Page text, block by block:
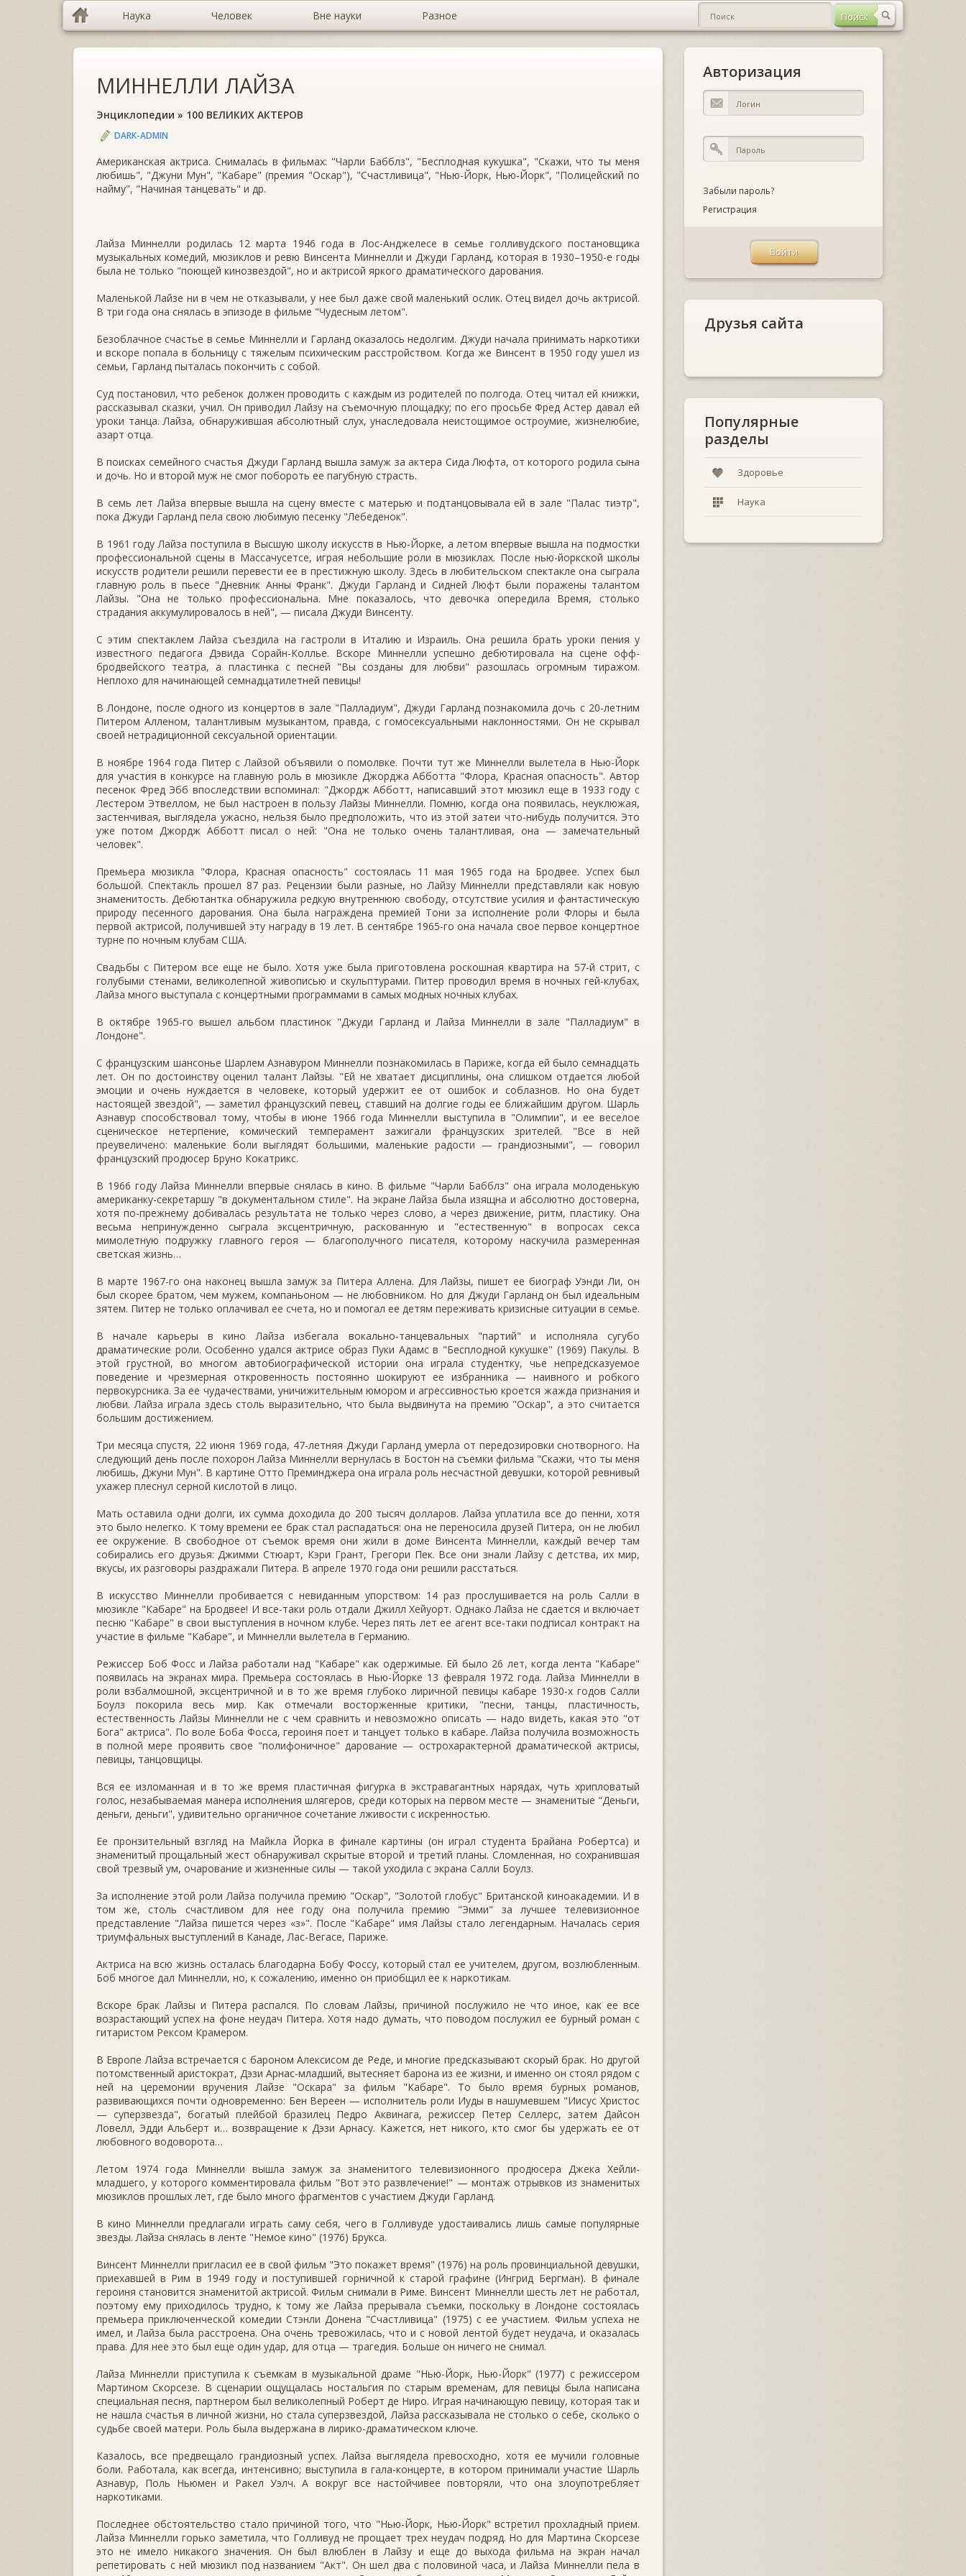
Наука Человек Вне науки Разное
МИННЕЛЛИ ЛАЙЗА
Энциклопедии » 100 ВЕЛИКИХ АКТЕРОВ
DARK-ADMIN
Американская актриса. Снималась в фильмах: "Чарли Бабблз", "Бесплодная кукушка", "Скажи, что ты меня
любишь", "Джуни Мун", "Кабаре" (премия "Оскар"), "Счастливица", "Нью-Йорк, Нью-Йорк", "Полицейский по
найму", "Начиная танцевать" и др.
Лайза Миннелли родилась 12 марта 1946 года в Лос-Анджелесе в семье голливудского постановщика
музыкальных комедий, мюзиклов и ревю Винсента Миннелли и Джуди Гарланд, которая в 1930–1950-е годы
была не только "поющей кинозвездой", но и актрисой яркого драматического дарования.
Маленькой Лайзе ни в чем не отказывали, у нее был даже свой маленький ослик. Отец видел дочь актрисой.
В три года она снялась в эпизоде в фильме "Чудесным летом".
Безоблачное счастье в семье Миннелли и Гарланд оказалось недолгим. Джуди начала принимать наркотики
и вскоре попала в больницу с тяжелым психическим расстройством. Когда же Винсент в 1950 году ушел из
семьи, Гарланд пыталась покончить с собой.
Суд постановил, что ребенок должен проводить с каждым из родителей по полгода. Отец читал ей книжки,
рассказывал сказки, учил. Он приводил Лайзу на съемочную площадку; по его просьбе Фред Астер давал ей
уроки танца. Лайза, обнаружившая абсолютный слух, унаследовала неистощимое остроумие, жизнелюбие,
азарт отца.
В поисках семейного счастья Джуди Гарланд вышла замуж за актера Сида Люфта, от которого родила сына
и дочь. Но и второй муж не смог побороть ее пагубную страсть.
В семь лет Лайза впервые вышла на сцену вместе с матерью и подтанцовывала ей в зале "Палас тиэтр",
пока Джуди Гарланд пела свою любимую песенку "Лебеденок".
В 1961 году Лайза поступила в Высшую школу искусств в Нью-Йорке, а летом впервые вышла на подмостки
профессиональной сцены в Массачусетсе, играя небольшие роли в мюзиклах. После нью-йоркской школы
искусств родители решили перевести ее в престижную школу. Здесь в любительском спектакле она сыграла
главную роль в пьесе "Дневник Анны Франк". Джуди Гарланд и Сидней Люфт были поражены талантом
Лайзы. "Она не только профессиональна. Мне показалось, что девочка опередила Время, столько
страдания аккумулировалось в ней", — писала Джуди Винсенту.
С этим спектаклем Лайза съездила на гастроли в Италию и Израиль. Она решила брать уроки пения у
известного педагога Дэвида Сорайн-Коллье. Вскоре Миннелли успешно дебютировала на сцене офф-
бродвейского театра, а пластинка с песней "Вы созданы для любви" разошлась огромным тиражом.
Неплохо для начинающей семнадцатилетней певицы!
В Лондоне, после одного из концертов в зале "Палладиум", Джуди Гарланд познакомила дочь с 20-летним
Питером Алленом, талантливым музыкантом, правда, с гомосексуальными наклонностями. Он не скрывал
своей нетрадиционной сексуальной ориентации.
В ноябре 1964 года Питер с Лайзой объявили о помолвке. Почти тут же Миннелли вылетела в Нью-Йорк
для участия в конкурсе на главную роль в мюзикле Джорджа Абботта "Флора, Красная опасность". Автор
песенок Фред Эбб впоследствии вспоминал: "Джордж Абботт, написавший этот мюзикл еще в 1933 году с
Лестером Этвеллом, не был настроен в пользу Лайзы Миннелли. Помню, когда она появилась, неуклюжая,
застенчивая, выглядела ужасно, нельзя было предположить, что из этой затеи что-нибудь получится. Это
уже потом Джордж Абботт писал о ней: "Она не только очень талантливая, она — замечательный
человек".
Премьера мюзикла "Флора, Красная опасность" состоялась 11 мая 1965 года на Бродвее. Успех был
большой. Спектакль прошел 87 раз. Рецензии были разные, но Лайзу Миннелли представляли как новую
знаменитость. Дебютантка обнаружила редкую внутреннюю свободу, отсутствие усилия и фантастическую
природу песенного дарования. Она была награждена премией Тони за исполнение роли Флоры и была
первой актрисой, получившей эту награду в 19 лет. В сентябре 1965-го она начала свое первое концертное
турне по ночным клубам США.
Свадьбы с Питером все еще не было. Хотя уже была приготовлена роскошная квартира на 57-й стрит, с
голубыми стенами, великолепной живописью и скульптурами. Питер проводил время в ночных гей-клубах,
Лайза много выступала с концертными программами в самых модных ночных клубах.
В октябре 1965-го вышел альбом пластинок "Джуди Гарланд и Лайза Миннелли в зале "Палладиум" в
Лондоне".
С французским шансонье Шарлем Азнавуром Миннелли познакомилась в Париже, когда ей было семнадцать
лет. Он по достоинству оценил талант Лайзы. "Ей не хватает дисциплины, она слишком отдается любой
эмоции и очень нуждается в человеке, который удержит ее от ошибок и соблазнов. Но она будет
настоящей звездой", — заметил французский певец, ставший на долгие годы ее ближайшим другом. Шарль
Азнавур способствовал тому, чтобы в июне 1966 года Миннелли выступила в "Олимпии", и ее веселое
сценическое нетерпение, комический темперамент зажигали французских зрителей. "Все в ней
преувеличено: маленькие боли выглядят большими, маленькие радости — грандиозными", — говорил
французский продюсер Бруно Кокатрикс.
В 1966 году Лайза Миннелли впервые снялась в кино. В фильме "Чарли Бабблз" она играла молоденькую
американку-секретаршу "в документальном стиле". На экране Лайза была изящна и абсолютно достоверна,
хотя по-прежнему добивалась результата не только через слово, а через движение, ритм, пластику. Она
весьма непринужденно сыграла эксцентричную, раскованную и "естественную" в вопросах секса
мимолетную подружку главного героя — благополучного писателя, которому наскучила размеренная
светская жизнь…
В марте 1967-го она наконец вышла замуж за Питера Аллена. Для Лайзы, пишет ее биограф Уэнди Ли, он
был скорее братом, чем мужем, компаньоном — не любовником. Но для Джуди Гарланд он был идеальным
зятем. Питер не только оплачивал ее счета, но и помогал ее детям переживать кризисные ситуации в семье.
В начале карьеры в кино Лайза избегала вокально-танцевальных "партий" и исполняла сугубо
драматические роли. Особенно удался актрисе образ Пуки Адамс в "Бесплодной кукушке" (1969) Пакулы. В
этой грустной, во многом автобиографической истории она играла студентку, чье непредсказуемое
поведение и чрезмерная откровенность постоянно шокируют ее избранника — наивного и робкого
первокурсника. За ее чудачествами, уничижительным юмором и агрессивностью кроется жажда признания и
любви. Лайза играла здесь столь выразительно, что была выдвинута на премию "Оскар", а это считается
большим достижением.
Три месяца спустя, 22 июня 1969 года, 47-летняя Джуди Гарланд умерла от передозировки снотворного. На
следующий день после похорон Лайза Миннелли вернулась в Бостон на съемки фильма "Скажи, что ты меня
любишь, Джуни Мун". В картине Отто Преминджера она играла роль несчастной девушки, которой ревнивый
ухажер плеснул серной кислотой в лицо.
Мать оставила одни долги, их сумма доходила до 200 тысяч долларов. Лайза уплатила все до пенни, хотя
это было нелегко. К тому времени ее брак стал распадаться: она не переносила друзей Питера, он не любил
ее окружение. В свободное от съемок время они жили в доме Винсента Миннелли, каждый вечер там
собирались его друзья: Джимми Стюарт, Кэри Грант, Грегори Пек. Все они знали Лайзу с детства, их мир,
вкусы, их разговоры раздражали Питера. В апреле 1970 года они решили расстаться.
В искусство Миннелли пробивается с невиданным упорством: 14 раз прослушивается на роль Салли в
мюзикле "Кабаре" на Бродвее! И все-таки роль отдали Джилл Хейуорт. Однако Лайза не сдается и включает
песню "Кабаре" в свои выступления в ночном клубе. Через пять лет ее агент все-таки подписал контракт на
участие в фильме "Кабаре", и Миннелли вылетела в Германию.
Режиссер Боб Фосс и Лайза работали над "Кабаре" как одержимые. Ей было 26 лет, когда лента "Кабаре"
появилась на экранах мира. Премьера состоялась в Нью-Йорке 13 февраля 1972 года. Лайза Миннелли в
роли взбалмошной, эксцентричной и в то же время глубоко лиричной певицы кабаре 1930-х годов Салли
Боулз покорила весь мир. Как отмечали восторженные критики, "песни, танцы, пластичность,
естественность Лайзы Миннелли не с чем сравнить и невозможно описать — надо видеть, какая это "от
Бога" актриса". По воле Боба Фосса, героиня поет и танцует только в кабаре. Лайза получила возможность
в полной мере проявить свое "полифоничное" дарование — острохарактерной драматической актрисы,
певицы, танцовщицы.
Вся ее изломанная и в то же время пластичная фигурка в экстравагантных нарядах, чуть хрипловатый
голос, незабываемая манера исполнения шлягеров, среди которых на первом месте — знаменитые "Деньги,
деньги, деньги", удивительно органичное сочетание лживости с искренностью.
Ее пронзительный взгляд на Майкла Йорка в финале картины (он играл студента Брайана Робертса) и
знаменитый прощальный жест обнаруживал скрытые второй и третий планы. Сломленная, но сохранившая
свой трезвый ум, очарование и жизненные силы — такой уходила с экрана Салли Боулз.
За исполнение этой роли Лайза получила премию "Оскар", "Золотой глобус" Британской киноакадемии. И в
том же, столь счастливом для нее году она получила премию "Эмми" за лучшее телевизионное
представление "Лайза пишется через «з»". После "Кабаре" имя Лайзы стало легендарным. Началась серия
триумфальных выступлений в Канаде, Лас-Вегасе, Париже.
Актриса на всю жизнь осталась благодарна Бобу Фоссу, который стал ее учителем, другом, возлюбленным.
Боб многое дал Миннелли, но, к сожалению, именно он приобщил ее к наркотикам.
Вскоре брак Лайзы и Питера распался. По словам Лайзы, причиной послужило не что иное, как ее все
возрастающий успех на фоне неудач Питера. Хотя надо думать, что поводом послужил ее бурный роман с
гитаристом Рексом Крамером.
В Европе Лайза встречается с бароном Алексисом де Реде, и многие предсказывают скорый брак. Но другой
потомственный аристократ, Дэзи Арнас-младший, вытесняет барона из ее жизни, и именно он стоял рядом с
ней на церемонии вручения Лайзе "Оскара" за фильм "Кабаре". То было время бурных романов,
развивающихся почти одновременно: Бен Вереен — исполнитель роли Иуды в нашумевшем "Иисус Христос
— суперзвезда", богатый плейбой бразилец Педро Аквинага, режиссер Петер Селлерс, затем Дайсон
Ловелл, Эдди Альберт и… возвращение к Дэзи Арнасу. Кажется, нет никого, кто смог бы удержать ее от
любовного водоворота…
Летом 1974 года Миннелли вышла замуж за знаменитого телевизионного продюсера Джека Хейли-
младшего, у которого комментировала фильм "Вот это развлечение!" — монтаж отрывков из знаменитых
мюзиклов прошлых лет, где было много фрагментов с участием Джуди Гарланд.
В кино Миннелли предлагали играть саму себя, чего в Голливуде удостаивались лишь самые популярные
звезды. Лайза снялась в ленте "Немое кино" (1976) Брукса.
Винсент Миннелли пригласил ее в свой фильм "Это покажет время" (1976) на роль провинциальной девушки,
приехавшей в Рим в 1949 году и поступившей горничной к старой графине (Ингрид Бергман). В финале
героиня становится знаменитой актрисой. Фильм снимали в Риме. Винсент Миннелли шесть лет не работал,
поэтому ему приходилось трудно, к тому же Лайза прерывала съемки, поскольку в Лондоне состоялась
премьера приключенческой комедии Стэнли Донена "Счастливица" (1975) с ее участием. Фильм успеха не
имел, и Лайза была расстроена. Она очень тревожилась, что и с новой лентой будет неудача, и оказалась
права. Для нее это был еще один удар, для отца — трагедия. Больше он ничего не снимал.
Лайза Миннелли приступила к съемкам в музыкальной драме "Нью-Йорк, Нью-Йорк" (1977) с режиссером
Мартином Скорсезе. В сценарии ощущалась ностальгия по старым временам, для певицы была написана
специальная песня, партнером был великолепный Роберт де Ниро. Играя начинающую певицу, которая так и
не нашла счастья в личной жизни, но стала суперзвездой, Лайза рассказывала не столько о себе, сколько о
судьбе своей матери. Роль была выдержана в лирико-драматическом ключе.
Казалось, все предвещало грандиозный успех. Лайза выглядела превосходно, хотя ее мучили головные
боли. Работала, как всегда, интенсивно; выступила в гала-концерте, в котором принимали участие Шарль
Азнавур, Поль Ньюмен и Ракел Уэлч. А вокруг все настойчивее повторяли, что она злоупотребляет
наркотиками.
Последнее обстоятельство стало причиной того, что "Нью-Йорк, Нью-Йорк" встретил прохладный прием.
Лайза Миннелли горько заметила, что Голливуд не прощает трех неудач подряд. Но для Мартина Скорсезе
это не имело никакого значения. Он был влюблен в Лайзу и еще до выхода фильма на экран начал
репетировать с ней мюзикл под названием "Акт". Он шел два с половиной часа, и Лайза Миннелли пела в
Авторизация
Забыли пароль?
Регистрация
Друзья сайта
Популярные
разделы
Здоровье
Наука